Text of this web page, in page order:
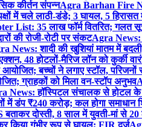
कीर्तन संपन्नAgra Barhan Fire
में चले लाठी-डंडे; 3 घायल, 5 हिरासत
List: 35 लाख फॉर्म वितरित; गलत
की रोजी-रोटी पर संकटAgra News:
News: शादी की खुशियां मातम में
48 होटलों-मैरिज लॉन को कुर्की
बच्चों ने लगाए स्टॉल, परिजनों
ग्राहकों को मिला वन-स्टॉप अनुभव
News: हॉस्पिटल संचालक से होटल के
डंप ₹240 करोड़; कल होगा समाधान
दोस्ती, 8 साल में युवती-मां से
कर किया गंभीर रूप से घायल; FIR दर्ज